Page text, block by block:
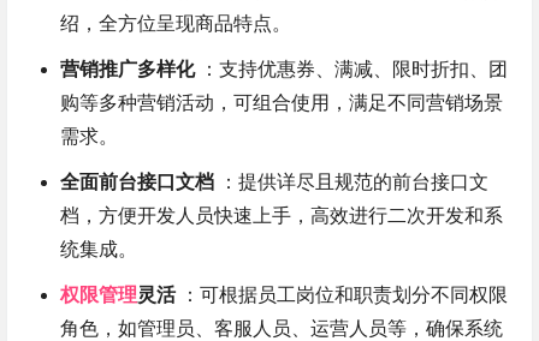
绍，全方位呈现商品特点。
营销推广多样化：支持优惠券、满减、限时折扣、团
购等多种营销活动，可组合使用，满足不同营销场景
需求。
全面前台接口文档 ：提供详尽且规范的前台接口文
档，方便开发人员快速上手，高效进行二次开发和系
统集成。
权限管理灵活：可根据员工岗位和职责划分不同权限
角色，如管理员、客服人员、运营人员等，确保系统